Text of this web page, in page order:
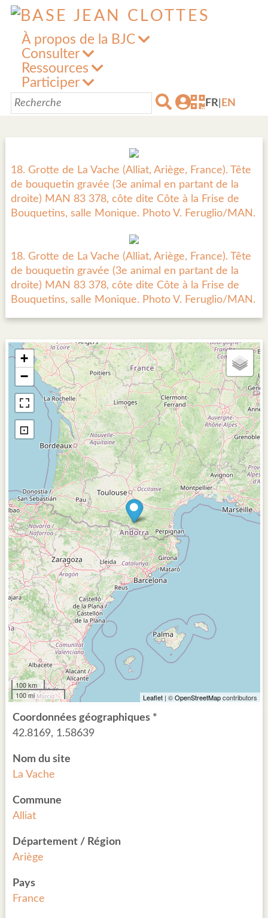
À propos de la BJC
Consulter
Ressources
Participer
FR EN
18. Grotte de La Vache (Alliat, Ariège, France). Tête
de bouquetin gravée (3e animal en partant de la
droite) MAN 83 378, côte dite Côte à la Frise de
Bouquetins, salle Monique. Photo V. Feruglio/MAN.
18. Grotte de La Vache (Alliat, Ariège, France). Tête
de bouquetin gravée (3e animal en partant de la
droite) MAN 83 378, côte dite Côte à la Frise de
Bouquetins, salle Monique. Photo V. Feruglio/MAN.
+
−
⊡
100 km
100 mi
Leaflet| ©OpenStreetMapcontributors
Coordonnées géographiques *
42.8169, 1.58639
Nom du site
La Vache
Commune
Alliat
Département / Région
Ariège
Pays
France